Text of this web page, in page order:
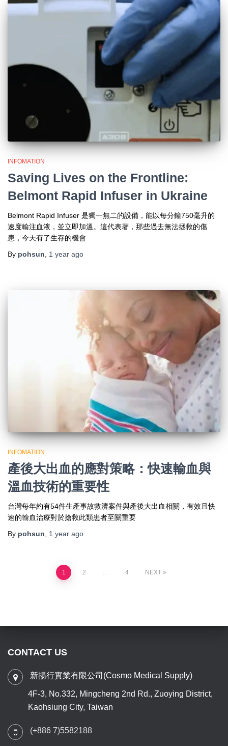
INFOMATION
Saving Lives on the Frontline:
Belmont Rapid Infuser in Ukraine
Belmont Rapid Infuser 是獨一無二的設備，能以每分鐘750毫升的
速度輸注血液，並立即加溫。這代表著，那些過去無法拯救的傷
患，今天有了生存的機會
By pohsun 1 year ago
INFOMATION
產後大出血的應對策略：快速輸血與
溫血技術的重要性
台灣每年約有54件生產事故救濟案件與產後大出血相關，有效且快
速的輸血治療對於搶救此類患者至關重要
By pohsun 1 year ago
1 2 4 NEXT
CONTACT US
新揚行實業有限公司(Cosmo Medical Supply)
4F-3, No.332, Mingcheng 2nd Rd., Zuoying District,
Kaohsiung City, Taiwan
(+886 7)5582188